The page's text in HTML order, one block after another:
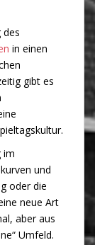
des
in einen
gibt es
im
und
oder die
neue Art
aber aus
Umfeld.